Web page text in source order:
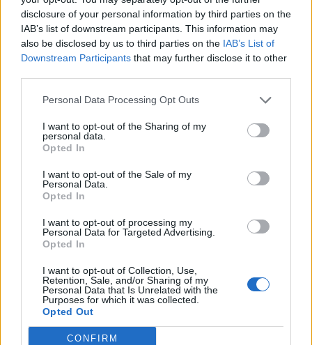
disclosure of your personal information by third parties on the
IAB’s list of downstream participants. This information may
also be disclosed by us to third parties on the IAB’s List of
Downstream Participants that may further disclose it to other
Personal Data Processing Opt Outs
I want to opt-out of the Sharing of my
personal data.
Opted In
I want to opt-out of the Sale of my
Personal Data.
Opted In
I want to opt-out of processing my
Personal Data for Targeted Advertising.
Opted In
I want to opt-out of Collection, Use,
Retention, Sale, and/or Sharing of my
Personal Data that Is Unrelated with the
Purposes for which it was collected.
Opted Out
CONFIRM
d’acheter
Auto Pour Vous 5 août 2026 0
Achat Automobile
Denza Z9S : la voiture électrique qui
atteint 1100 km d’autonomie
Auto Pour Vous